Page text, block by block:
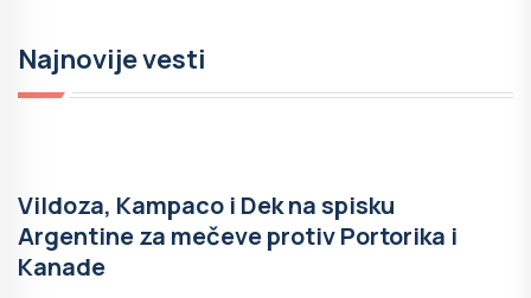
Najnovije vesti
Vildoza, Kampaco i Dek na spisku
Argentine za mečeve protiv Portorika i
Kanade